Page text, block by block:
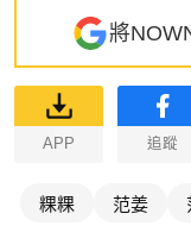
將
APP 追蹤
粿粿 范姜